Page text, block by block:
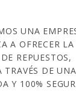
UNA
A OFRECER LA
REPUESTOS,
TRAVÉS DE UNA
Y 100%